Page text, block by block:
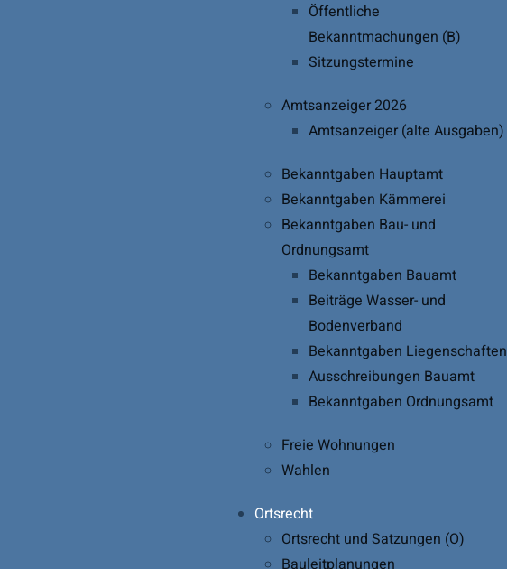
Öffentliche
Bekanntmachungen (B)
Sitzungstermine
Amtsanzeiger 2026
Amtsanzeiger (alte Ausgaben)
Bekanntgaben Hauptamt
Bekanntgaben Kämmerei
Bekanntgaben Bau- und
Ordnungsamt
Bekanntgaben Bauamt
Beiträge Wasser- und
Bodenverband
Bekanntgaben Liegenschaften
Ausschreibungen Bauamt
Bekanntgaben Ordnungsamt
Freie Wohnungen
Wahlen
Ortsrecht
Ortsrecht und Satzungen (O)